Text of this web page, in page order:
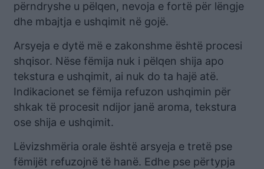
përndryshe u pëlqen, nevoja e fortë për lëngje
dhe mbajtja e ushqimit në gojë.
Arsyeja e dytë më e zakonshme është procesi
shqisor. Nëse fëmija nuk i pëlqen shija apo
tekstura e ushqimit, ai nuk do ta hajë atë.
Indikacionet se fëmija refuzon ushqimin për
shkak të procesit ndijor janë aroma, tekstura
ose shija e ushqimit.
Lëvizshmëria orale është arsyeja e tretë pse
fëmijët refuzojnë të hanë. Edhe pse përtypja